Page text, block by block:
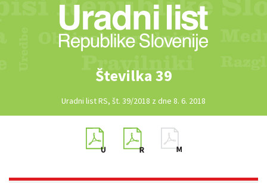
Številka 39
Uradni list RS, št. 39/2018 z dne 8. 6. 2018